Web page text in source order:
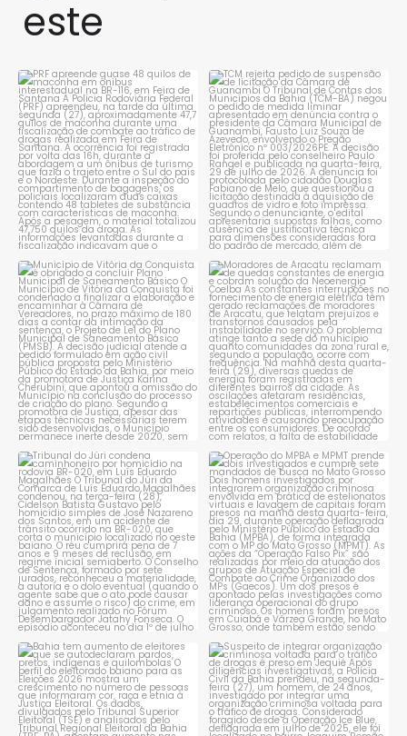
este
PRF apreende quase 48 quilos
de maconha em ônibus...
1 0
TCM rejeita pedido de
suspensão de licitação da...
1 0
Município de Vitória da
Conquista é obrigado a...
1 0
Moradores de Aracatu
reclamam de quedas
constantes ...
1 0
Tribunal do Júri condena
caminhoneiro por...
1 0
Operação do MPBA e MPMT
prende dois investigados e...
1 0
Bahia tem aumento de eleitores
que se autodeclaram...
1 0
Suspeito de integrar
organização criminosa
voltada...
1 0